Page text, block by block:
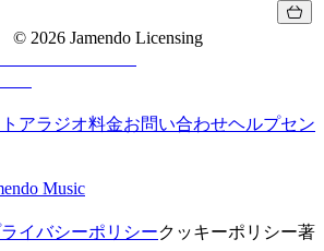
© 2026 Jamendo Licensing
アラジオ料金お問い合わせヘルプセン
Music
イバシーポリシークッキーポリシー著